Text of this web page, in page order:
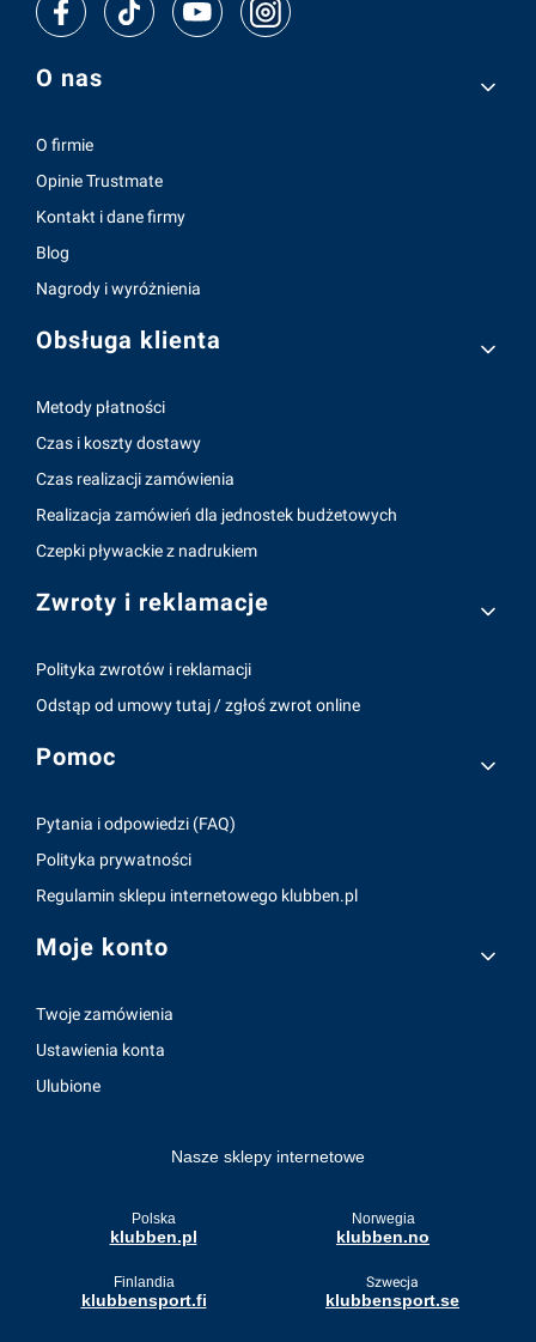
Linki w stopce
O nas
O firmie
Opinie Trustmate
Kontakt i dane firmy
Blog
Nagrody i wyróżnienia
Obsługa klienta
Metody płatności
Czas i koszty dostawy
Czas realizacji zamówienia
Realizacja zamówień dla jednostek budżetowych
Czepki pływackie z nadrukiem
Zwroty i reklamacje
Polityka zwrotów i reklamacji
Odstąp od umowy tutaj / zgłoś zwrot online
Pomoc
Pytania i odpowiedzi (FAQ)
Polityka prywatności
Regulamin sklepu internetowego klubben.pl
Moje konto
Twoje zamówienia
Ustawienia konta
Ulubione
Nasze sklepy internetowe
Polska
klubben.pl
Norwegia
klubben.no
Finlandia
klubbensport.fi
Szwecja
klubbensport.se